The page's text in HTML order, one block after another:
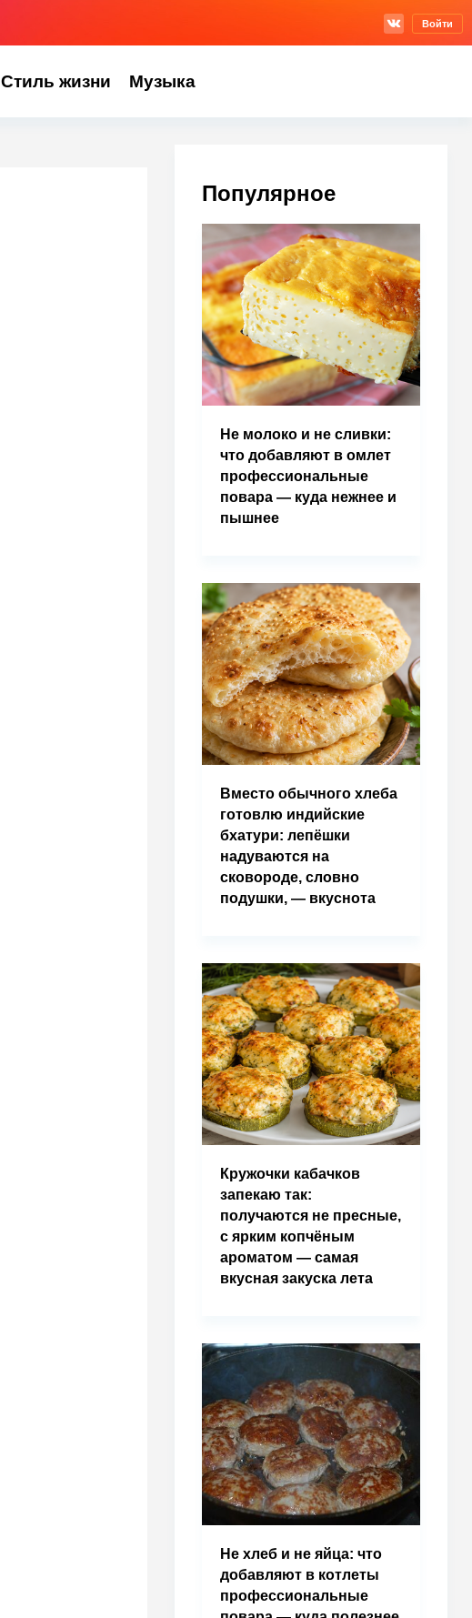
Войти
Стиль жизни Музыка
Популярное
Не молоко и не сливки:
что добавляют в омлет
профессиональные
повара — куда нежнее и
пышнее
Вместо обычного хлеба
готовлю индийские
бхатури: лепёшки
надуваются на
сковороде, словно
подушки, — вкуснота
Кружочки кабачков
запекаю так:
получаются не пресные,
с ярким копчёным
ароматом — самая
вкусная закуска лета
Не хлеб и не яйца: что
добавляют в котлеты
профессиональные